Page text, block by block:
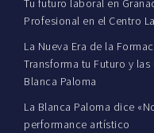
Tu futuro laboral en
Profesional en el Centro
La Nueva Era de la
Transforma tu Futuro y
Blanca Paloma
La Blanca Paloma dice
performance artístico